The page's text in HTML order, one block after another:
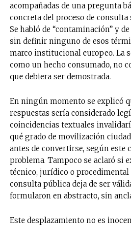
acompañadas de una pregunta
concreta del proceso de consulta
Se habló de “contaminación” y
sin definir ninguno de esos
marco institucional europeo. La
como un hecho consumado, no
que debiera ser demostrada.
En ningún momento se explicó
respuestas sería considerado
coincidencias textuales
qué grado de movilización
antes de convertirse, según este
problema. Tampoco se aclaró si
técnico, jurídico o
consulta pública deja de ser
formularon en abstracto, sin
Este desplazamiento no es